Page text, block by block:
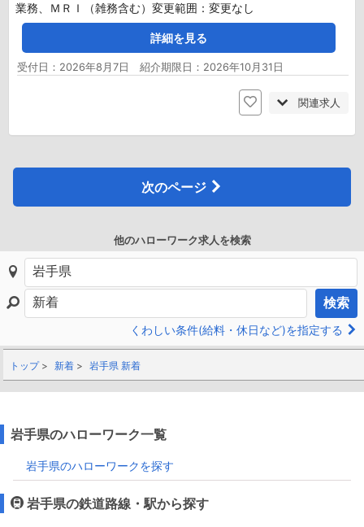
業務、ＭＲＩ（雑務含む）変更範囲：変更なし
詳細を見る
受付日：2026年8月7日 紹介期限日：2026年10月31日
関連求人
次のページ
他のハローワーク求人を検索
検索
くわしい条件(給料・休日など)を指定する
トップ 新着 岩手県 新着
岩手県のハローワーク一覧
岩手県のハローワークを探す
岩手県の鉄道路線・駅から探す